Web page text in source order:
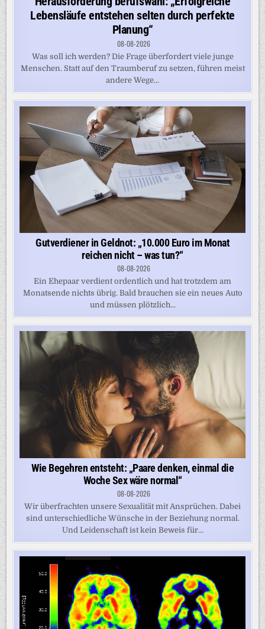
Lebensläufe entstehen selten durch perfekte
Planung“
08-08-2026
Was soll ich werden? Die Frage überfordert viele junge
Menschen. Statt auf den Traumberuf zu setzen, führen meist
andere Wege...
Gutverdiener in Geldnot: „10.000 Euro im Monat
reichen nicht – was tun?“
08-08-2026
Ein Ehepaar verdient ordentlich und hat trotzdem am
Monatsende nichts übrig. Bald brauchen sie ein neues Auto
und müssen plötzlich...
Wie Begehren entsteht: „Paare denken, einmal die
Woche Sex wäre normal“
08-08-2026
Wir überfrachten unsere Sexualität mit Ansprüchen. Dabei
sind unterschiedliche Wünsche in der Beziehung normal.
Und Leidenschaft ist kein Beweis für...